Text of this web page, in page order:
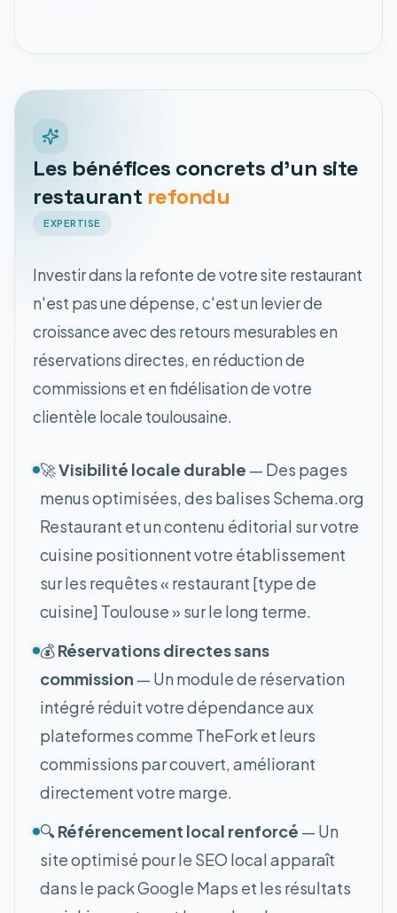
Les bénéfices concrets d'un site
restaurant refondu
EXPERTISE
Investir dans la refonte de votre site restaurant
n'est pas une dépense, c'est un levier de
croissance avec des retours mesurables en
réservations directes, en réduction de
commissions et en fidélisation de votre
clientèle locale toulousaine.
🚀Visibilité locale durable — Des pages
menus optimisées, des balises Schema.org
Restaurant et un contenu éditorial sur votre
cuisine positionnent votre établissement
sur les requêtes « restaurant [type de
cuisine] Toulouse » sur le long terme.
💰Réservations directes sans
commission — Un module de réservation
intégré réduit votre dépendance aux
plateformes comme TheFork et leurs
commissions par couvert, améliorant
directement votre marge.
🔍Référencement local renforcé — Un
site optimisé pour le SEO local apparaît
dans le pack Google Maps et les résultats